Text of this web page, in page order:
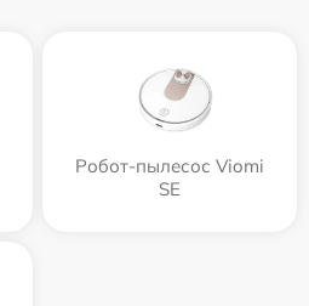
Робот-пылесос Viomi
SE